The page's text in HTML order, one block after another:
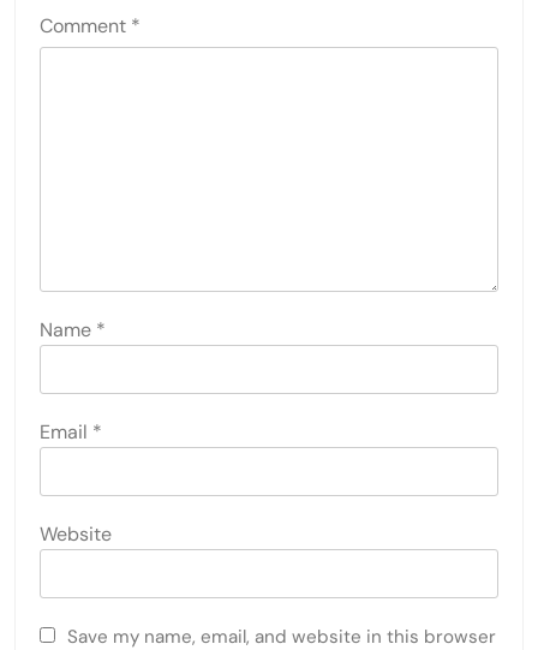
Comment *
Name *
Email *
Website
Save my name, email, and website in this browser